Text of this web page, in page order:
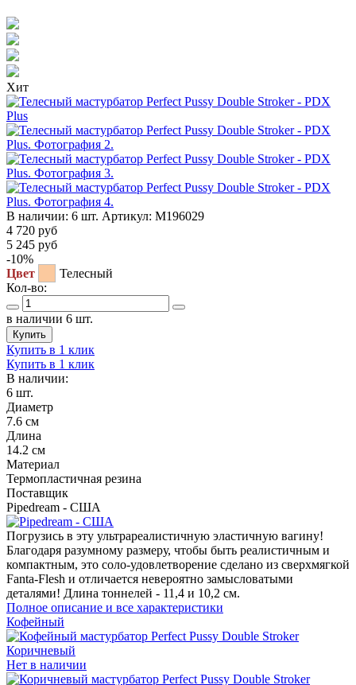
Хит
В наличии: 6 шт. Артикул: M196029
4 720 руб
5 245 руб
-10%
Цвет
Телесный
Кол-во:
в наличии 6 шт.
Купить
Купить в 1 клик
Купить в 1 клик
В наличии:
6 шт.
Диаметр
7.6 см
Длина
14.2 см
Материал
Термопластичная резина
Поставщик
Pipedream - США
Погрузись в эту ультрареалистичную эластичную вагину!
Благодаря разумному размеру, чтобы быть реалистичным и
компактным, это соло-удовлетворение сделано из сверхмягкой
Fanta-Flesh и отличается невероятно замысловатыми
деталями! Длина тоннелей - 11,4 и 10,2 см.
Полное описание и все характеристики
Кофейный
Коричневый
Нет в наличии